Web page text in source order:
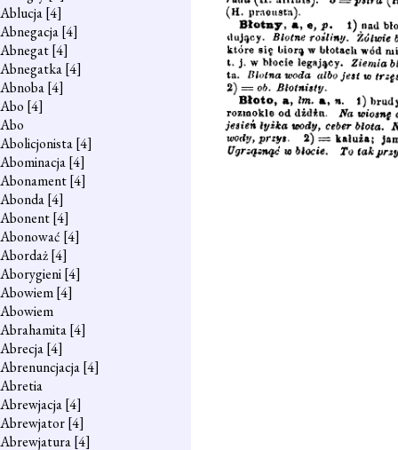
Ablucja[4]
Abnegacja[4]
Abnegat[4]
Abnegatka[4]
Abnoba[4]
Abo [4]
Abo
Abolicjonista[4]
Abominacja[4]
Abonament[4]
Abonda[4]
Abonent[4]
Abonować [4]
Abordaż[4]
Aborygieni[4]
Abowiem[4]
Abowiem
Abrahamita[4]
Abrecja[4]
Abrenuncjacja[4]
Abretia
Abrewjacja[4]
Abrewjator[4]
Abrewjatura[4]